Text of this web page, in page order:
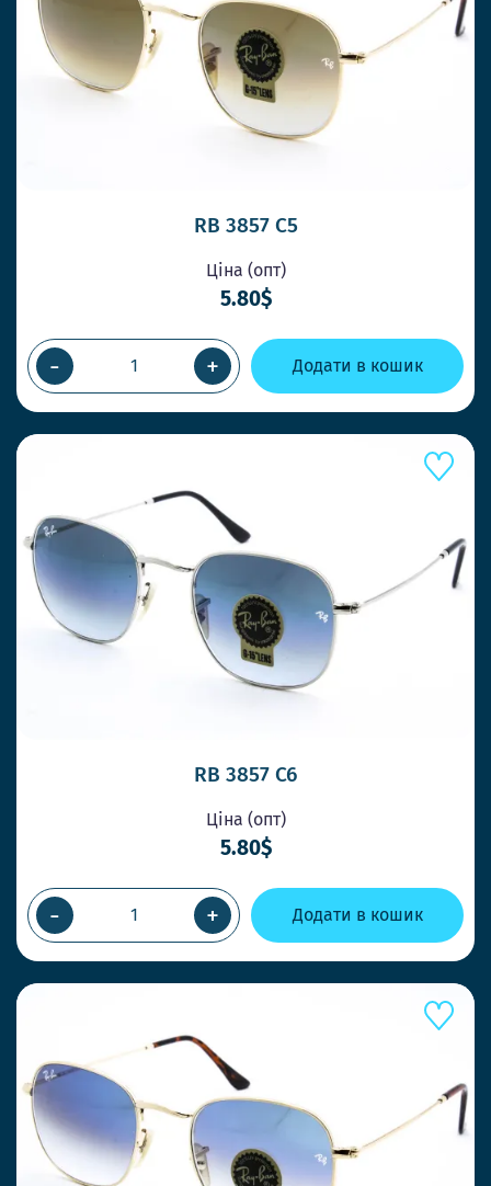
RB 3857 C5
Ціна (опт)
5.80$
- + Додати в кошик
RB 3857 C6
Ціна (опт)
5.80$
- + Додати в кошик
ОК